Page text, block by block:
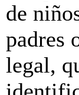
de
padres
legal,